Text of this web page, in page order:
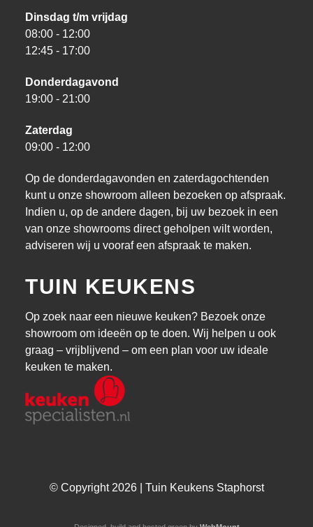
Dinsdag t/m vrijdag
08:00 - 12:00
12:45 - 17:00
Donderdagavond
19:00 - 21:00
Zaterdag
09:00 - 12:00
Op de donderdagavonden en zaterdagochtenden
kunt u onze showroom alleen bezoeken op afspraak.
Indien u, op de andere dagen, bij uw bezoek in een
van onze showrooms direct geholpen wilt worden,
adviseren wij u vooraf een afspraak te maken.
TUIN KEUKENS
Op zoek naar een nieuwe keuken? Bezoek onze
showroom om ideeën op te doen. Wij helpen u ook
graag – vrijblijvend – om een plan voor uw ideale
keuken te maken.
© Copyright 2026 | Tuin Keukens Staphorst